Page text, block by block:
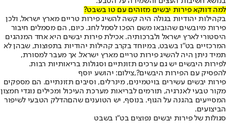
למה דווקא פירות יבשים מזוהים עם טו בשבט?
בקהילות יהודיות בגולה היה קשה להשיג פירות טריים מארץ ישראל, ולכן
פירות מיובשים שהובאו משם הפכו לסמל לחג. כיום, הם מסמלים חיבור
היסטורי לארץ ישראל ולברכותיה. אכילת פירות יבשים היא אחד המנהגים
המרכזיים בט"ו בשבט, במיוחד בקרב קהילות יהודיות בתפוצות, שבהן לא
תמיד ניתן היה להשיג פירות טריים מארץ ישראל. אך מעבר למסורת,
לפירות היבשים יש גם ערכים תזונתיים וסגולות בריאותיות רבות.
להפסיק עם הפירות היבשים?,צילום: יהושע יוסף
פירות יבשים עשירים בויטמינים, מינרלים, וסיבים תזונתיים. הם מספקים
מקור טבעי לאנרגיה, תורמים לבריאות מערכת העיכול ומכילים נוגדי חמצון
המסייעים בהגנה על הגוף. בנוסף, יש הטוענים שהםהדלק הטבעי לשיפור
הביצועים.
סגולות של פירות יבשים נפוצים בט"ו בשבט